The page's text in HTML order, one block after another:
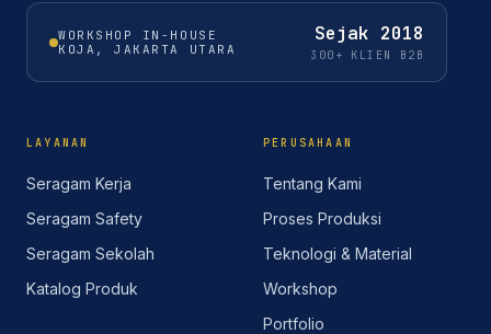
WORKSHOP IN-HOUSE
KOJA, JAKARTA UTARA
Sejak 2018
300+ KLIEN B2B
LAYANAN
Seragam Kerja
Seragam Safety
Seragam Sekolah
Katalog Produk
PERUSAHAAN
Tentang Kami
Proses Produksi
Teknologi & Material
Workshop
Portfolio